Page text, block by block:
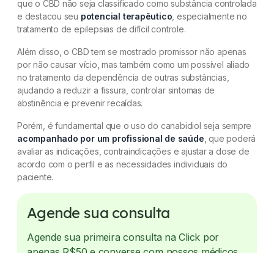
que o CBD não seja classificado como substância controlada
e destacou seu potencial terapêutico , especialmente no
tratamento de epilepsias de difícil controle.
Além disso, o CBD tem se mostrado promissor não apenas
por não causar vício, mas também como um possível aliado
no tratamento da dependência de outras substâncias,
ajudando a reduzir a fissura, controlar sintomas de
abstinência e prevenir recaídas.
Porém, é fundamental que o uso do canabidiol seja sempre
acompanhado por um profissional de saúde , que poderá
avaliar as indicações, contraindicações e ajustar a dose de
acordo com o perfil e as necessidades individuais do
paciente.
Agende sua consulta
Agende sua primeira consulta na Click por